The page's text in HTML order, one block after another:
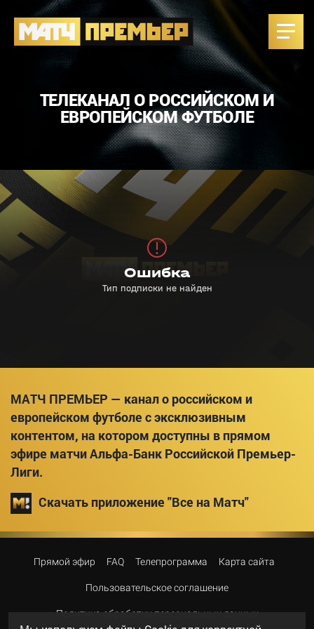
ТЕЛЕКАНАЛ О РОССИЙСКОМ И
ЕВРОПЕЙСКОМ ФУТБОЛЕ
МАТЧ ПРЕМЬЕР — канал о российском и
европейском футболе с эксклюзивным
контентом, на котором доступны в прямом
эфире матчи Альфа-Банк Российской Премьер-
Лиги.
Скачать приложение "Все на Матч"
Прямой эфир FAQ Телепрограмма Карта сайта
Пользовательское соглашение
Политика обработки персональных данных